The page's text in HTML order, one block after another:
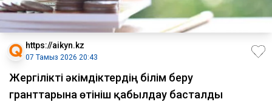
https://aikyn.kz
07 Тамыз 2026 20:43
Жергілікті әкімдіктердің білім беру
гранттарына өтініш қабылдау басталды